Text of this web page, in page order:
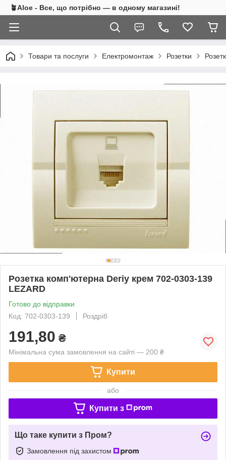
🪴Aloe - Все, що потрібно — в одному магазині!
Товари та послуги Електромонтаж Розетки
Розетка комп'ютерна Deriy крем 702-0303-139
LEZARD
Готово до відправки
Код: 702-0303-139
Роздріб
191,80 ₴
Мінімальна сума замовлення на сайті — 200 ₴
Купити
або
Купити з
Що таке купити з Пром?
Замовлення під захистом